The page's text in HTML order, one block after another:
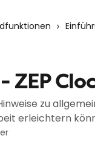
ZEP
zu
erleichtern